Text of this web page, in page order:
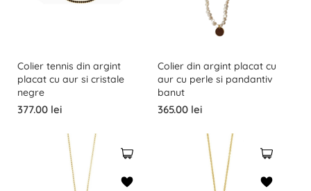
Colier tennis din argint
placat cu aur si cristale
negre
377.00 lei
Colier din argint placat cu
aur cu perle si pandantiv
banut
365.00 lei